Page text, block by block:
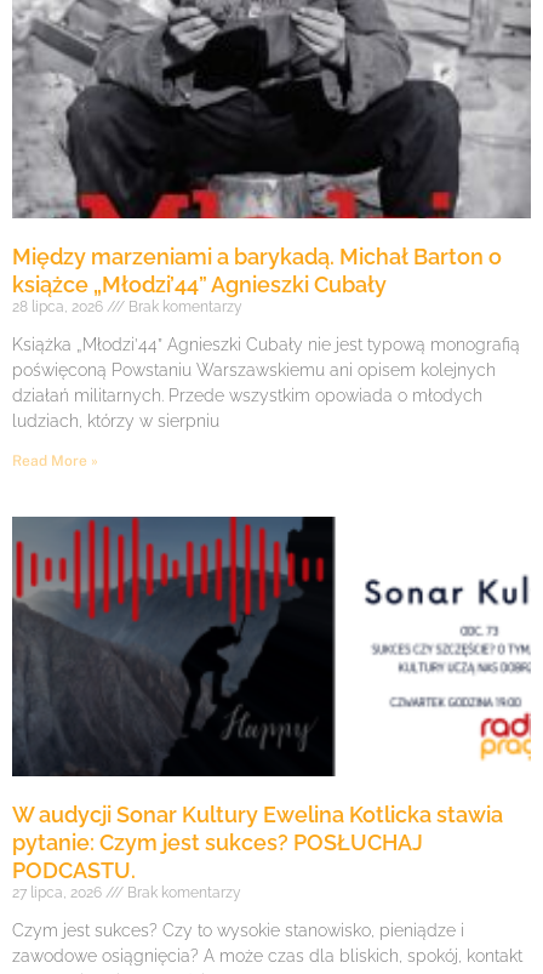
Między marzeniami a barykadą. Michał Barton o
książce „Młodzi’44” Agnieszki Cubały
28 lipca, 2026 Brak komentarzy
Książka „Młodzi’44” Agnieszki Cubały nie jest typową monografią
poświęconą Powstaniu Warszawskiemu ani opisem kolejnych
działań militarnych. Przede wszystkim opowiada o młodych
ludziach, którzy w sierpniu
Read More »
W audycji Sonar Kultury Ewelina Kotlicka stawia
pytanie: Czym jest sukces? POSŁUCHAJ
PODCASTU.
27 lipca, 2026 Brak komentarzy
Czym jest sukces? Czy to wysokie stanowisko, pieniądze i
zawodowe osiągnięcia? A może czas dla bliskich, spokój, kontakt